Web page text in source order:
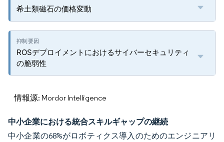
希土類磁石の価格変動
ROSデプロイメントにおけるサイバーセキュリティ
の脆弱性
情報源: Mordor Intelligence
中小企業における統合スキルギャップの継続
中小企業の68%がロボティクス導入のためのエンジニアリ